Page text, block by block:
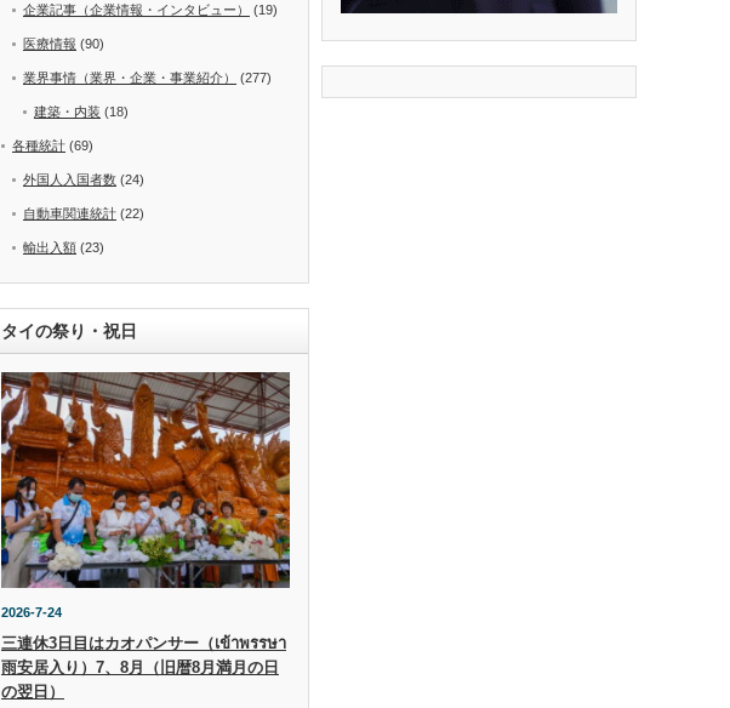
企業記事（企業情報・インタビュー） (19)
医療情報 (90)
業界事情（業界・企業・事業紹介） (277)
建築・内装 (18)
各種統計 (69)
外国人入国者数 (24)
自動車関連統計 (22)
輸出入額 (23)
タイの祭り・祝日
2026-7-24
三連休3日目はカオパンサー（เข้าพรรษา
雨安居入り）7、8月（旧暦8月満月の日
の翌日）